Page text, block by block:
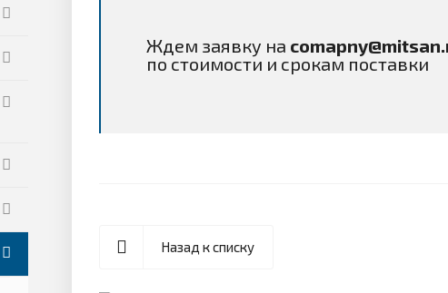
Ждем заявку на
по стоимости и срокам поставки
Назад к списку